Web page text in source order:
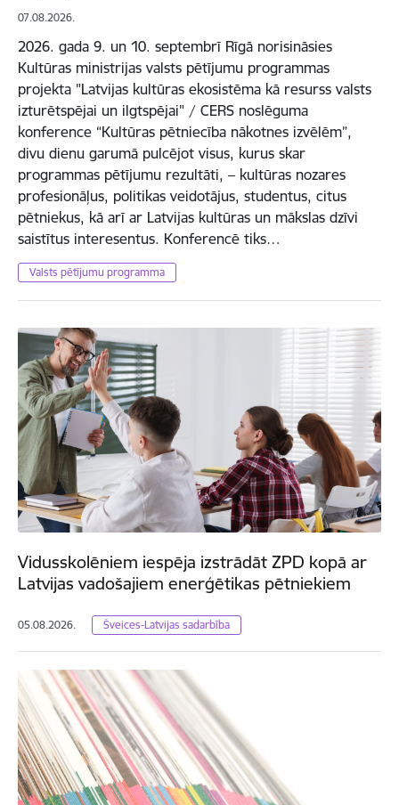
07.08.2026.
2026. gada 9. un 10. septembrī Rīgā norisināsies
Kultūras ministrijas valsts pētījumu programmas
projekta "Latvijas kultūras ekosistēma kā resurss valsts
izturētspējai un ilgtspējai" / CERS noslēguma
konference “Kultūras pētniecība nākotnes izvēlēm”,
divu dienu garumā pulcējot visus, kurus skar
programmas pētījumu rezultāti, – kultūras nozares
profesionāļus, politikas veidotājus, studentus, citus
pētniekus, kā arī ar Latvijas kultūras un mākslas dzīvi
saistītus interesentus. Konferencē tiks…
Valsts pētījumu programma
Vidusskolēniem iespēja izstrādāt ZPD kopā ar
Latvijas vadošajiem enerģētikas pētniekiem
05.08.2026. Šveices-Latvijas sadarbība